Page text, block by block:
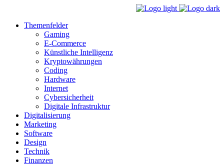
Themenfelder
Gaming
E-Commerce
Künstliche Intelligenz
Kryptowährungen
Coding
Hardware
Internet
Cybersicherheit
Digitale Infrastruktur
Digitalisierung
Marketing
Software
Design
Technik
Finanzen